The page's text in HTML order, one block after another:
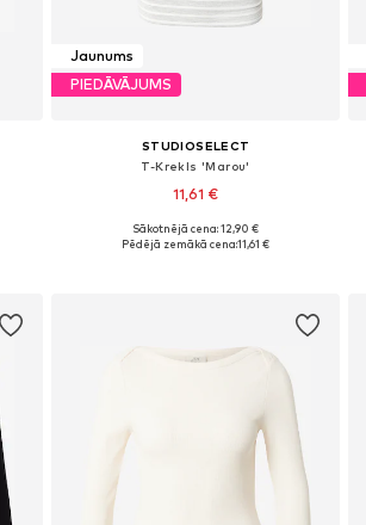
Jaunums
PIEDĀVĀJUMS
STUDIOSELECT
T-Krekls 'Marou'
11,61 €
Pieejamie izmēri: S, M, L
Sākotnējā cena: 12,90 €
Pēdējā zemākā cena:11,61 €